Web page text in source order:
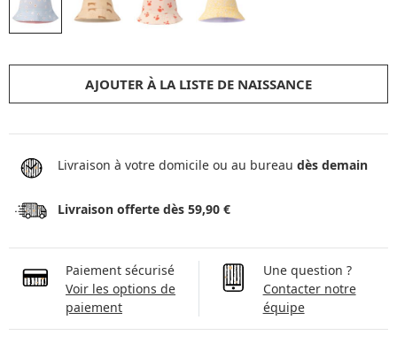
AJOUTER À LA LISTE DE NAISSANCE
Livraison à votre domicile ou au bureau dès demain
Livraison offerte dès 59,90 €
Paiement sécurisé
Voir les options de
paiement
Une question ?
Contacter notre
équipe